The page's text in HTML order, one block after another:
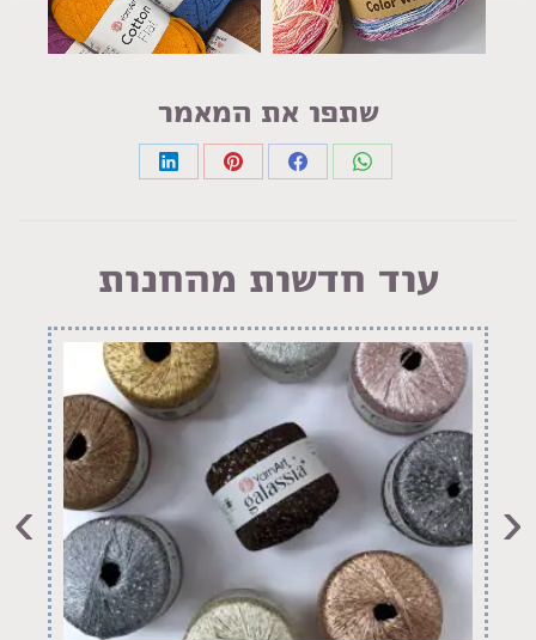
שתפו את המאמר
Share
Share
Share
Share
עוד חדשות מהחנות
‹
›